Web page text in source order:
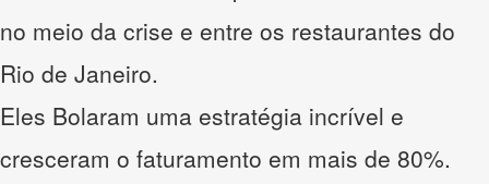
no meio da crise e entre os restaurantes do
Rio de Janeiro.
Eles Bolaram uma estratégia incrível e
cresceram o faturamento em mais de 80%.